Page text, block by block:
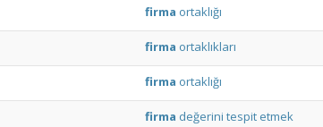
firma ortaklığı
firma ortaklıkları
firma ortaklığı
firma değerini tespit etmek